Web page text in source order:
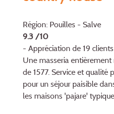
Région: Pouilles - Salve
9.3 /10
- Appréciation de 19 clients
Une masseria
de 1577. Service et
pour un séjour paisible
les maisons 'pajare'